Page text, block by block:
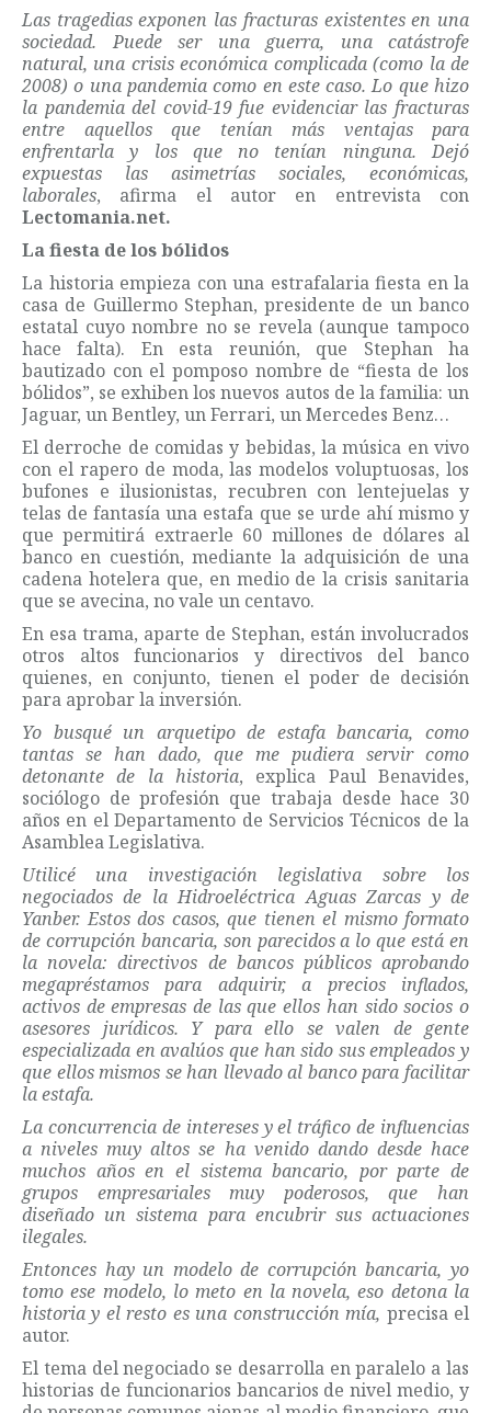
Las tragedias exponen las fracturas existentes en una
sociedad. Puede ser una guerra, una catástrofe
natural, una crisis económica complicada (como la de
2008) o una pandemia como en este caso. Lo que hizo
la pandemia del covid-19 fue evidenciar las fracturas
entre aquellos que tenían más ventajas para
enfrentarla y los que no tenían ninguna. Dejó
expuestas las asimetrías sociales, económicas,
laborales, afirma el autor en entrevista con
Lectomania.net.
La fiesta de los bólidos
La historia empieza con una estrafalaria fiesta en la
casa de Guillermo Stephan, presidente de un banco
estatal cuyo nombre no se revela (aunque tampoco
hace falta). En esta reunión, que Stephan ha
bautizado con el pomposo nombre de “fiesta de los
bólidos”, se exhiben los nuevos autos de la familia: un
Jaguar, un Bentley, un Ferrari, un Mercedes Benz…
El derroche de comidas y bebidas, la música en vivo
con el rapero de moda, las modelos voluptuosas, los
bufones e ilusionistas, recubren con lentejuelas y
telas de fantasía una estafa que se urde ahí mismo y
que permitirá extraerle 60 millones de dólares al
banco en cuestión, mediante la adquisición de una
cadena hotelera que, en medio de la crisis sanitaria
que se avecina, no vale un centavo.
En esa trama, aparte de Stephan, están involucrados
otros altos funcionarios y directivos del banco
quienes, en conjunto, tienen el poder de decisión
para aprobar la inversión.
Yo busqué un arquetipo de estafa bancaria, como
tantas se han dado, que me pudiera servir como
detonante de la historia, explica Paul Benavides,
sociólogo de profesión que trabaja desde hace 30
años en el Departamento de Servicios Técnicos de la
Asamblea Legislativa.
Utilicé una investigación legislativa sobre los
negociados de la Hidroeléctrica Aguas Zarcas y de
Yanber. Estos dos casos, que tienen el mismo formato
de corrupción bancaria, son parecidos a lo que está en
la novela: directivos de bancos públicos aprobando
megapréstamos para adquirir, a precios inflados,
activos de empresas de las que ellos han sido socios o
asesores jurídicos. Y para ello se valen de gente
especializada en avalúos que han sido sus empleados y
que ellos mismos se han llevado al banco para facilitar
la estafa.
La concurrencia de intereses y el tráfico de influencias
a niveles muy altos se ha venido dando desde hace
muchos años en el sistema bancario, por parte de
grupos empresariales muy poderosos, que han
diseñado un sistema para encubrir sus actuaciones
ilegales.
Entonces hay un modelo de corrupción bancaria, yo
tomo ese modelo, lo meto en la novela, eso detona la
historia y el resto es una construcción mía, precisa el
autor.
El tema del negociado se desarrolla en paralelo a las
historias de funcionarios bancarios de nivel medio, y